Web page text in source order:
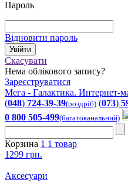
Пароль
Відновити пароль
Скасувати
Нема облікового запису?
Зареєструватися
Мега - Галактика. Интернет-
(048) 724-39-39(роздріб) (073)
0 800 505-499(багатоканальний)
Корзина 1 1 товар
1299 грн.
Аксесуари